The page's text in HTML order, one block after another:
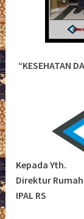
“KESEHATAN
Kepada Yth.
Direktur
IPAL RS